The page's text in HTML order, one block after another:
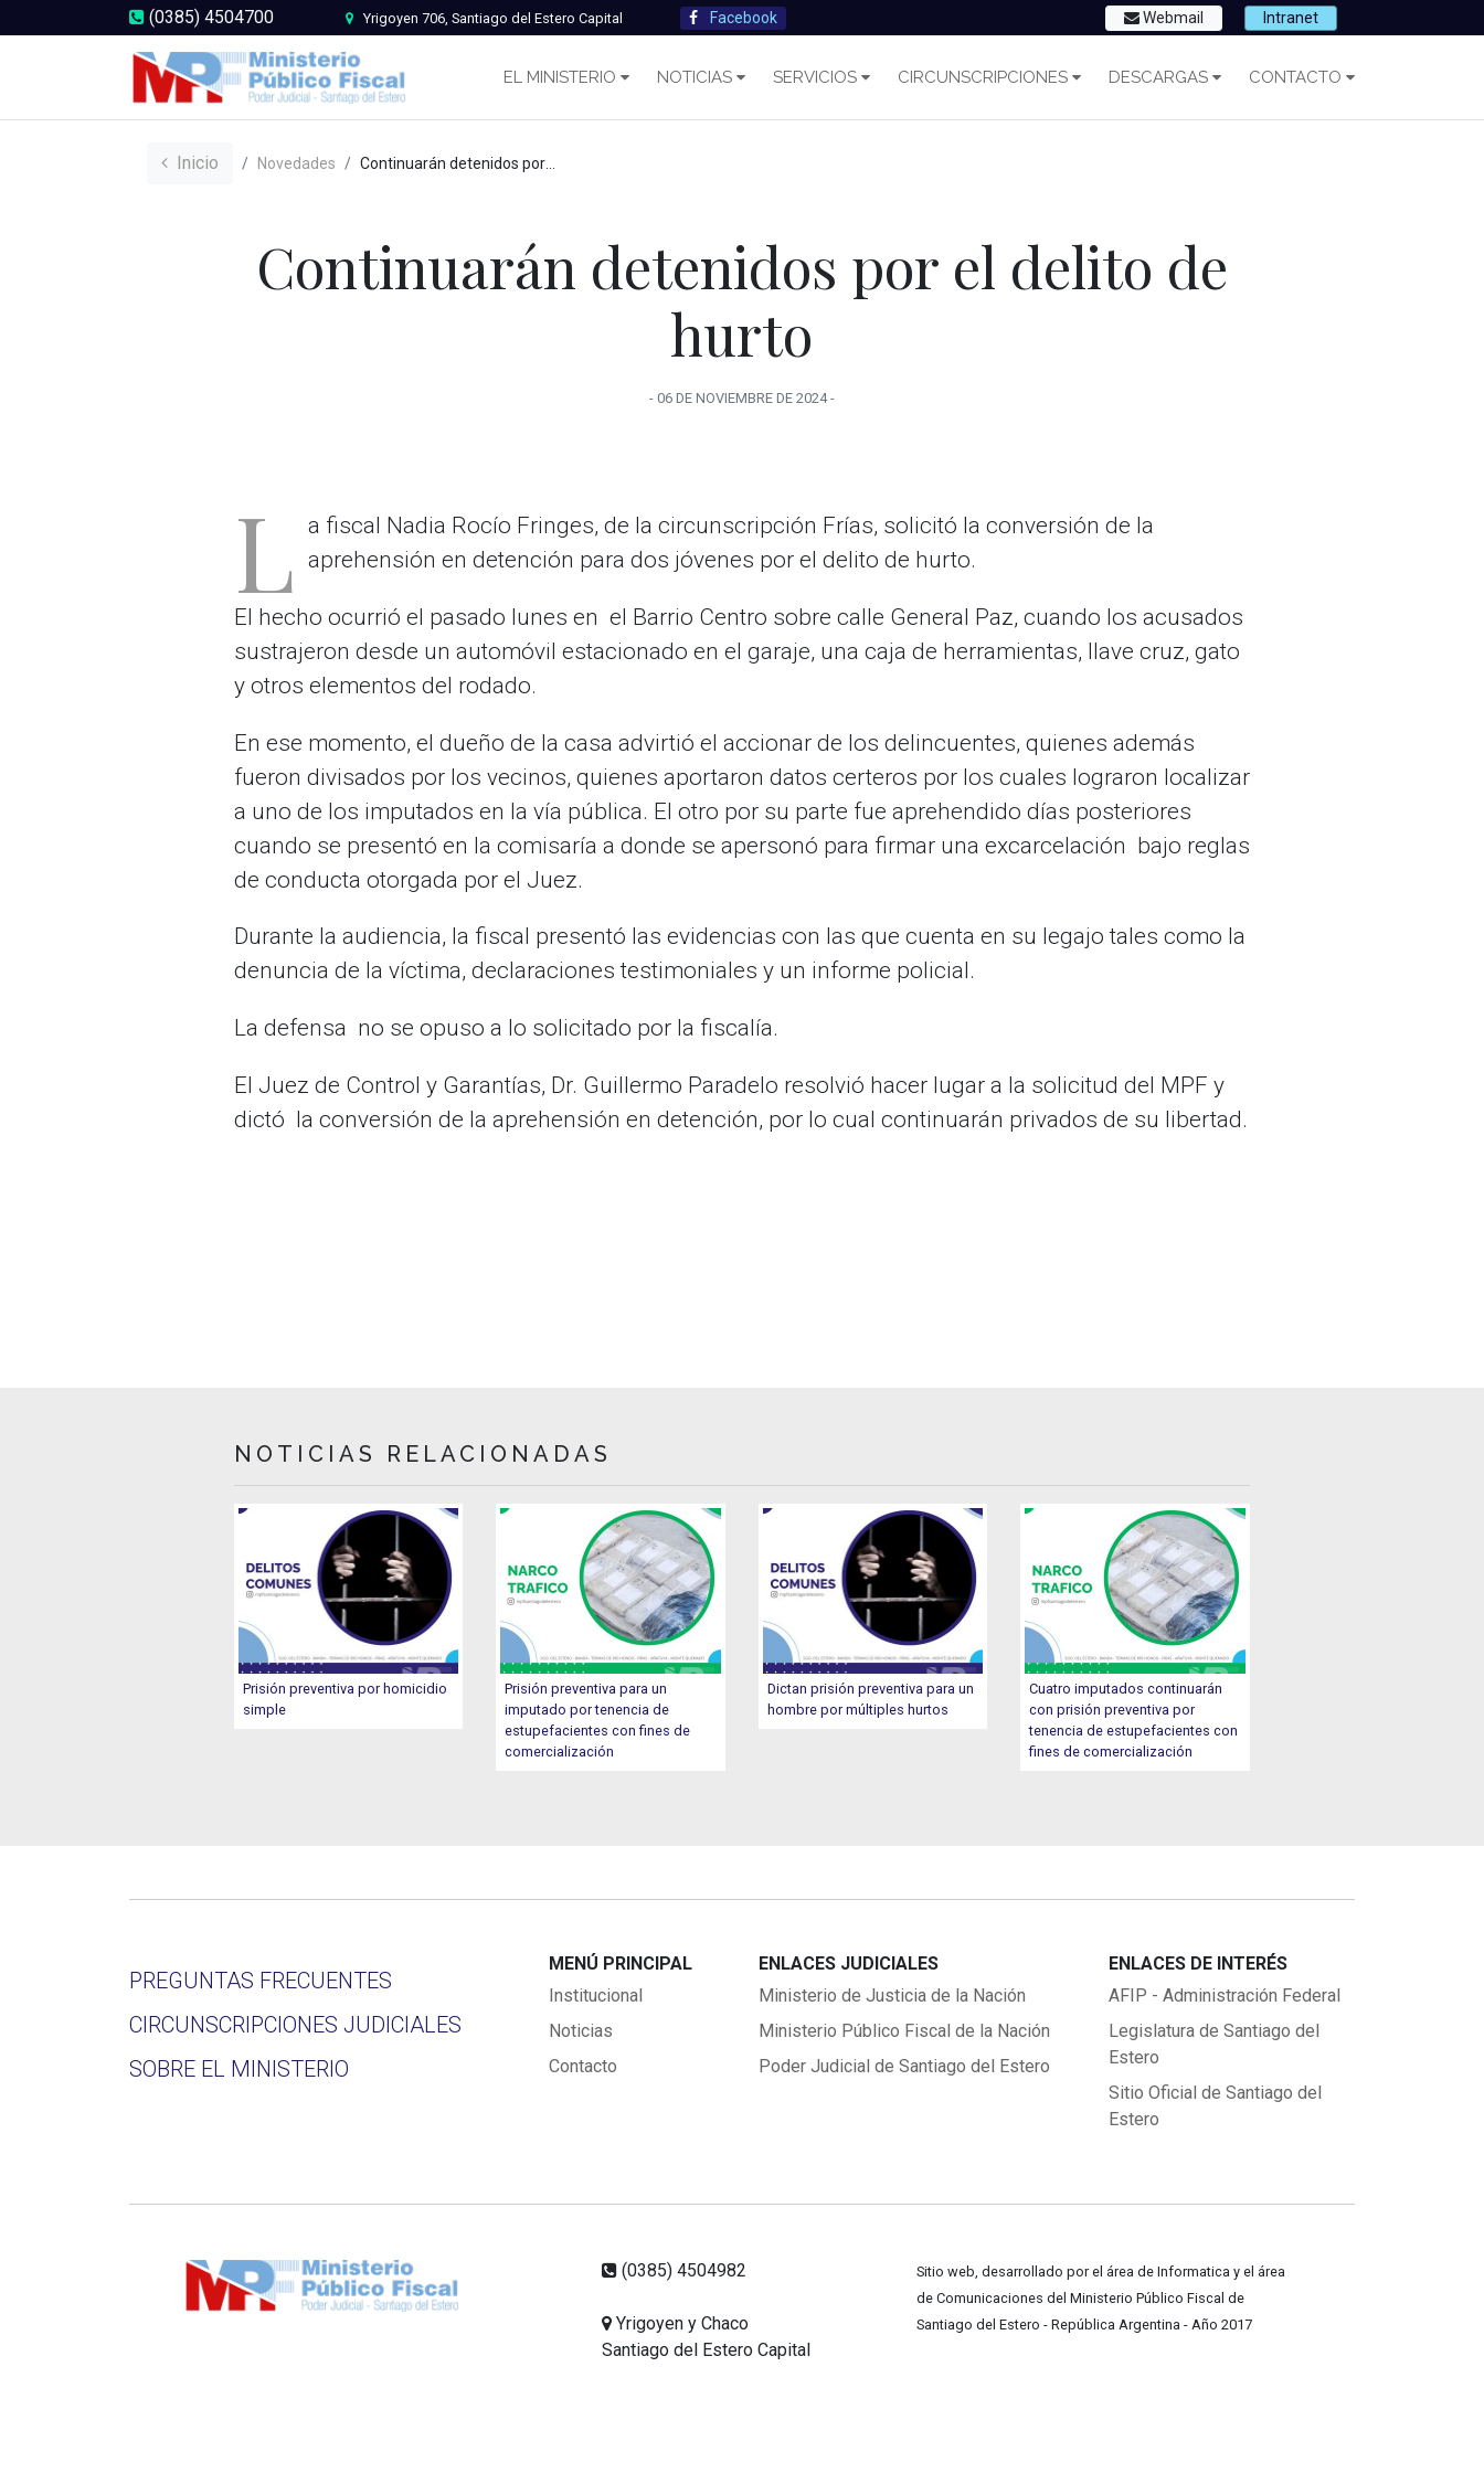
(0385) 4504700 Yrigoyen 706, Santiago del Estero Capital Facebook Webmail Intranet
EL MINISTERIO NOTICIAS SERVICIOS CIRCUNSCRIPCIONES DESCARGAS CONTACTO
Inicio Novedades Continuarán detenidos por el delito de hurto
Continuarán detenidos por el delito de
hurto
- 06 DE NOVIEMBREDE 2024-
L a fiscal Nadia Rocío Fringes, de la circunscripción Frías, solicitó la conversión de la
aprehensión en detención para dos jóvenes por el delito de hurto.
El hecho ocurrió el pasado lunes en el Barrio Centro sobre calle General Paz, cuando los acusados
sustrajeron desde un automóvil estacionado en el garaje, una caja de herramientas, llave cruz, gato
y otros elementos del rodado.
En ese momento, el dueño de la casa advirtió el accionar de los delincuentes, quienes además
fueron divisados por los vecinos, quienes aportaron datos certeros por los cuales lograron localizar
a uno de los imputados en la vía pública. El otro por su parte fue aprehendido días posteriores
cuando se presentó en la comisaría a donde se apersonó para firmar una excarcelación bajo reglas
de conducta otorgada por el Juez.
Durante la audiencia, la fiscal presentó las evidencias con las que cuenta en su legajo tales como la
denuncia de la víctima, declaraciones testimoniales y un informe policial.
La defensa no se opuso a lo solicitado por la fiscalía.
El Juez de Control y Garantías, Dr. Guillermo Paradelo resolvió hacer lugar a la solicitud del MPF y
dictó la conversión de la aprehensión en detención, por lo cual continuarán privados de su libertad.
NOTICIAS RELACIONADAS
Prisión preventiva por homicidio
simple
Prisión preventiva para un
imputado por tenencia de
estupefacientes con fines de
comercialización
Dictan prisión preventiva para un
hombre por múltiples hurtos
Cuatro imputados continuarán
con prisión preventiva por
tenencia de estupefacientes con
fines de comercialización
PREGUNTAS FRECUENTES
CIRCUNSCRIPCIONES JUDICIALES
SOBRE EL MINISTERIO
MENÚ PRINCIPAL
Institucional
Noticias
Contacto
ENLACES JUDICIALES
Ministerio de Justicia de la Nación
Ministerio Público Fiscal de la Nación
Poder Judicial de Santiago del Estero
ENLACES DE INTERÉS
AFIP - Administración Federal
Legislatura de Santiago del
Estero
Sitio Oficial de Santiago del
Estero
(0385) 4504982
Yrigoyen y Chaco
Santiago del Estero Capital
Sitio web, desarrollado por el área de Informatica y el área
de Comunicaciones del Ministerio Público Fiscal de
Santiago del Estero - República Argentina - Año 2017